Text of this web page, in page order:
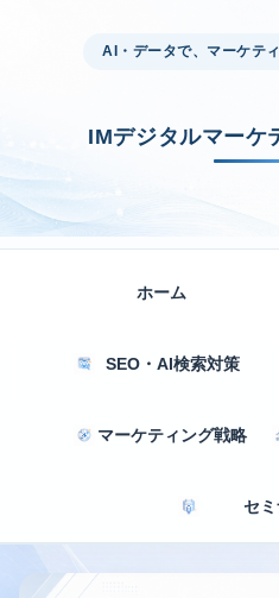
AI・データで、マーケテ
IMデジタルマーケ
ホーム
SEO・AI検索対策
マーケティング戦略
セ